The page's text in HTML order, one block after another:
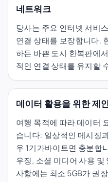
네트워크
당사는 주요 인터넷 서비
연결 상태를 보장합니다.
하든 바쁜 도시 한복판에
적인 연결 상태를 유지할
데이터 활용을 위한 제
여행 목적에 따라 데이터
습니다: 일상적인 메시징
우 1기가바이트면 충분합
우징, 소셜 미디어 사용
사항에는 최소 5GB가 권